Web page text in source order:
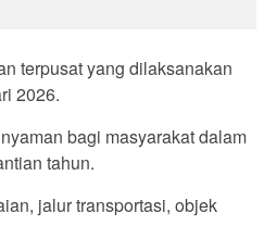
terpusat yang dilaksanakan
2026.
bagi masyarakat dalam
tahun.
jalur transportasi, objek